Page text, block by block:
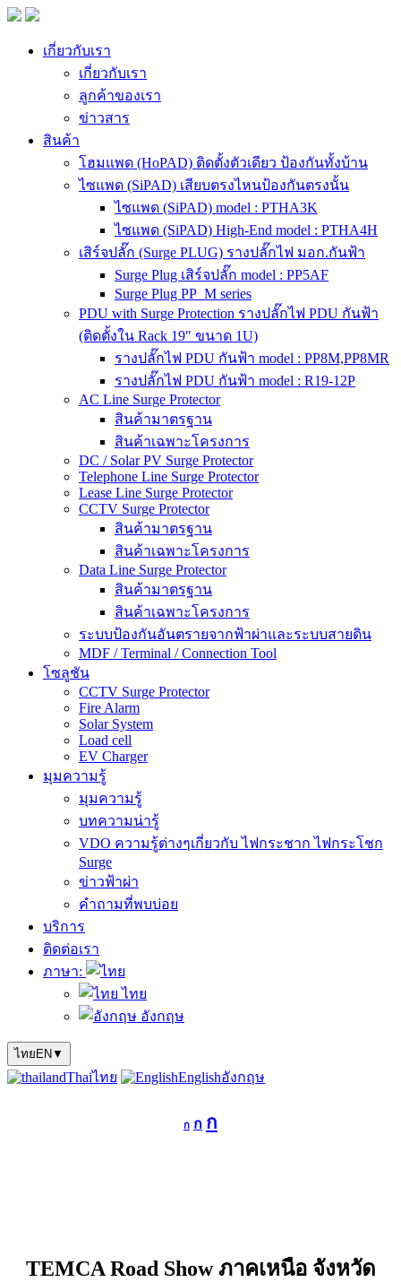
เกี่ยวกับเรา
เกี่ยวกับเรา
ลูกค้าของเรา
ข่าวสาร
สินค้า
โฮมแพด (HoPAD) ติดตั้งตัวเดียว ป้องกันทั้งบ้าน
ไซแพด (SiPAD) เสียบตรงไหนป้องกันตรงนั้น
ไซแพด (SiPAD) model : PTHA3K
ไซแพด (SiPAD) High-End model : PTHA4H
เสิร์จปลั๊ก (Surge PLUG) รางปลั๊กไฟ มอก.กันฟ้า
Surge Plug เสิร์จปลั๊ก model : PP5AF
Surge Plug PP_M series
PDU with Surge Protection รางปลั๊กไฟ PDU กันฟ้า
(ติดตั้งใน Rack 19″ ขนาด 1U)
รางปลั๊กไฟ PDU กันฟ้า model : PP8M,PP8MR
รางปลั๊กไฟ PDU กันฟ้า model : R19-12P
AC Line Surge Protector
สินค้ามาตรฐาน
สินค้าเฉพาะโครงการ
DC / Solar PV Surge Protector
Telephone Line Surge Protector
Lease Line Surge Protector
CCTV Surge Protector
สินค้ามาตรฐาน
สินค้าเฉพาะโครงการ
Data Line Surge Protector
สินค้ามาตรฐาน
สินค้าเฉพาะโครงการ
ระบบป้องกันอันตรายจากฟ้าผ่าและระบบสายดิน
MDF / Terminal / Connection Tool
โซลูชัน
CCTV Surge Protector
Fire Alarm
Solar System
Load cell
EV Charger
มุมความรู้
มุมความรู้
บทความน่ารู้
VDO ความรู้ต่างๆเกี่ยวกับ ไฟกระชาก ไฟกระโชก
Surge
ข่าวฟ้าผ่า
คำถามที่พบบ่อย
บริการ
ติดต่อเรา
ภาษา:
ไทย
อังกฤษ
ไทย EN ▼
Thaiไทย Englishอังกฤษ
กfont
size.
ก
Reset
font
ก
font
TEMCA Road Show ภาคเหนือ จังหวัด